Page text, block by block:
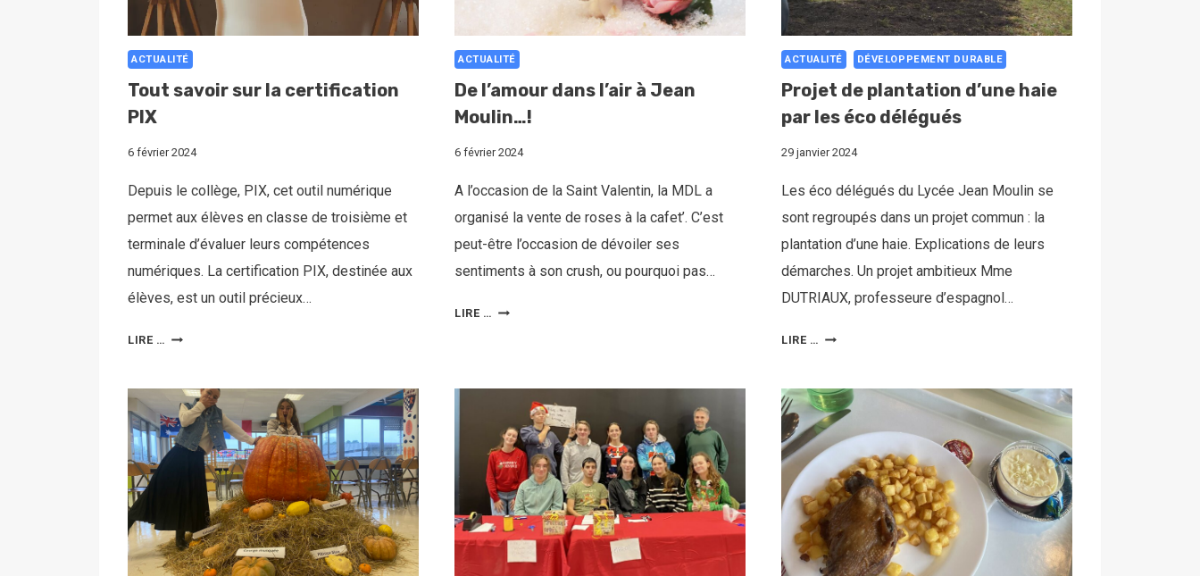
ACTUALITÉ
Tout savoir sur la certification
PIX
6 février 2024
Depuis le collège, PIX, cet outil numérique
permet aux élèves en classe de troisième et
terminale d’évaluer leurs compétences
numériques. La certification PIX, destinée aux
élèves, est un outil précieux…
LIRE …
ACTUALITÉ
De l’amour dans l’air à Jean
Moulin…!
6 février 2024
A l’occasion de la Saint Valentin, la MDL a
organisé la vente de roses à la cafet’. C’est
peut-être l’occasion de dévoiler ses
sentiments à son crush, ou pourquoi pas…
LIRE …
ACTUALITÉ DÉVELOPPEMENT DURABLE
Projet de plantation d’une haie
par les éco délégués
29 janvier 2024
Les éco délégués du Lycée Jean Moulin se
sont regroupés dans un projet commun : la
plantation d’une haie. Explications de leurs
démarches. Un projet ambitieux Mme
DUTRIAUX, professeure d’espagnol…
LIRE …